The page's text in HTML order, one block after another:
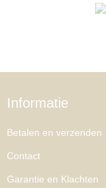
Informatie
Betalen en verzenden
Contact
Garantie en Klachten